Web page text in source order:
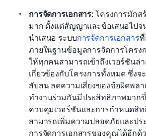
การจัดการเอกสาร: โครงการมักส
มาก ตั้งแต่สัญญาและข้อเสนอไปจ
นำเสนอ ระบบการจัดการเอกสาร
ภายในฐานข้อมูลการจัดการโคร
ให้ทุกคนสามารถเข้าถึงเวอร์ชันล่
เกี่ยวข้องกับโครงการทั้งหมด ซึ่งจ
สับสน ลดความเสี่ยงของข้อผิดพล
ทำงานร่วมกันมีประสิทธิภาพมากขึ้
ควบคุมเวอร์ชันและการกำหนดสิท
สามารถเพิ่มความปลอดภัยและป
การจัดการเอกสารของคุณได้อีกด้